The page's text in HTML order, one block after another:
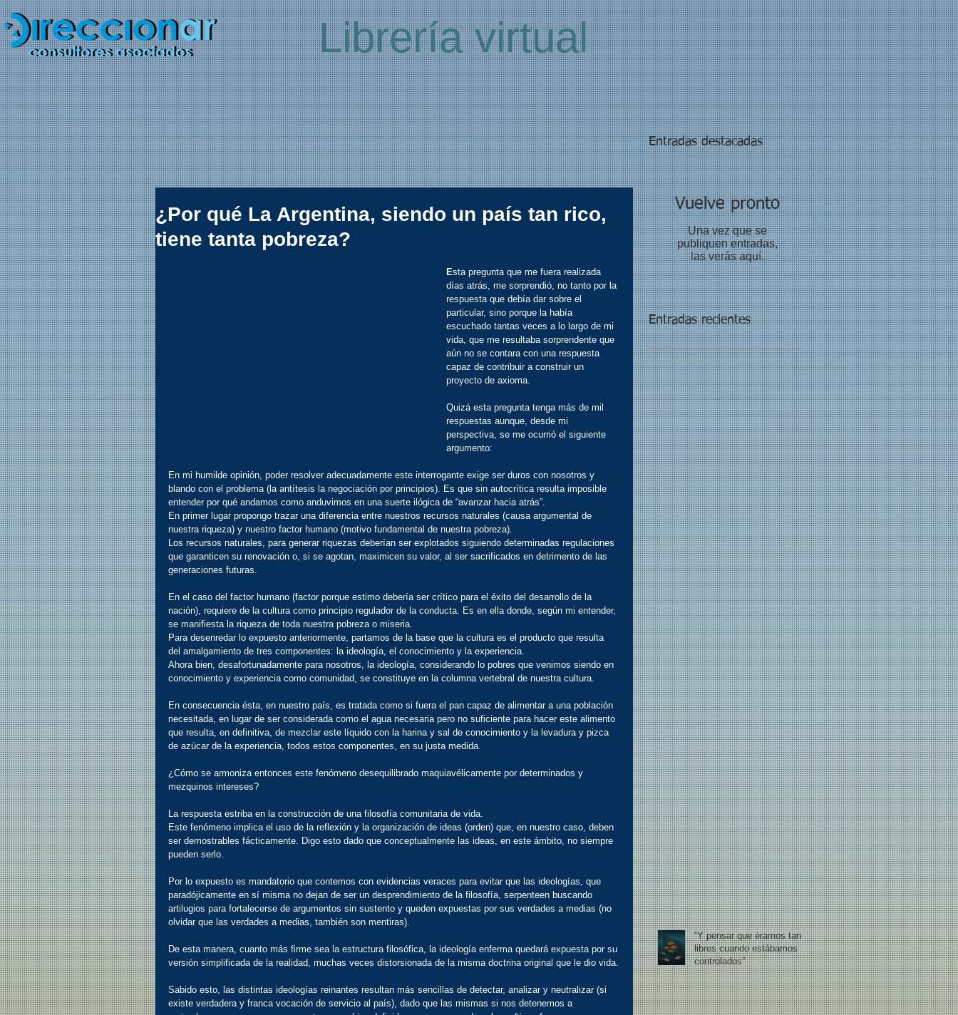
Librería virtual
Entradas destacadas
¿Por qué La Argentina, siendo un país tan rico,
tiene tanta pobreza?
Esta pregunta que me fuera realizada
días atrás, me sorprendió, no tanto por la
respuesta que debía dar sobre el
particular, sino porque la había
escuchado tantas veces a lo largo de mi
vida, que me resultaba sorprendente que
aún no se contara con una respuesta
capaz de contribuir a construir un
proyecto de axioma.
Quizá esta pregunta tenga más de mil
respuestas aunque, desde mi
perspectiva, se me ocurrió el siguiente
argumento:
En mi humilde opinión, poder resolver adecuadamente este interrogante exige ser duros con nosotros y
blando con el problema (la antítesis la negociación por principios). Es que sin autocrítica resulta imposible
entender por qué andamos como anduvimos en una suerte ilógica de “avanzar hacia atrás”.
En primer lugar propongo trazar una diferencia entre nuestros recursos naturales (causa argumental de
nuestra riqueza) y nuestro factor humano (motivo fundamental de nuestra pobreza).
Los recursos naturales, para generar riquezas deberían ser explotados siguiendo determinadas regulaciones
que garanticen su renovación o, si se agotan, maximicen su valor, al ser sacrificados en detrimento de las
generaciones futuras.
En el caso del factor humano (factor porque estimo debería ser crítico para el éxito del desarrollo de la
nación), requiere de la cultura como principio regulador de la conducta. Es en ella donde, según mi entender,
se manifiesta la riqueza de toda nuestra pobreza o miseria.
Para desenredar lo expuesto anteriormente, partamos de la base que la cultura es el producto que resulta
del amalgamiento de tres componentes: la ideología, el conocimiento y la experiencia.
Ahora bien, desafortunadamente para nosotros, la ideología, considerando lo pobres que venimos siendo en
conocimiento y experiencia como comunidad, se constituye en la columna vertebral de nuestra cultura.
En consecuencia ésta, en nuestro país, es tratada como si fuera el pan capaz de alimentar a una población
necesitada, en lugar de ser considerada como el agua necesaria pero no suficiente para hacer este alimento
que resulta, en definitiva, de mezclar este líquido con la harina y sal de conocimiento y la levadura y pizca
de azúcar de la experiencia, todos estos componentes, en su justa medida.
¿Cómo se armoniza entonces este fenómeno desequilibrado maquiavélicamente por determinados y
mezquinos intereses?
La respuesta estriba en la construcción de una filosofía comunitaria de vida.
Este fenómeno implica el uso de la reflexión y la organización de ideas (orden) que, en nuestro caso, deben
ser demostrables fácticamente. Digo esto dado que conceptualmente las ideas, en este ámbito, no siempre
pueden serlo.
Por lo expuesto es mandatorio que contemos con evidencias veraces para evitar que las ideologías, que
paradójicamente en sí misma no dejan de ser un desprendimiento de la filosofía, serpenteen buscando
artilugios para fortalecerse de argumentos sin sustento y queden expuestas por sus verdades a medias (no
olvidar que las verdades a medias, también son mentiras).
De esta manera, cuanto más firme sea la estructura filosófica, la ideología enferma quedará expuesta por su
versión simplificada de la realidad, muchas veces distorsionada de la misma doctrina original que le dio vida.
Sabido esto, las distintas ideologías reinantes resultan más sencillas de detectar, analizar y neutralizar (si
existe verdadera y franca vocación de servicio al país), dado que las mismas si nos detenemos a
Vuelve pronto
Una vez que se
publiquen entradas,
las verás aquí.
Entradas recientes
“Y pensar que éramos tan
libres cuando estábamos
controlados”